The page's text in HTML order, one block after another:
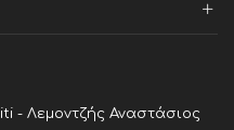
- Λεμοντζής Αναστάσιος